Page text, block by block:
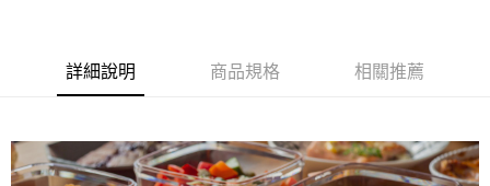
每筆NT$180
詳細說明 商品規格 相關推薦